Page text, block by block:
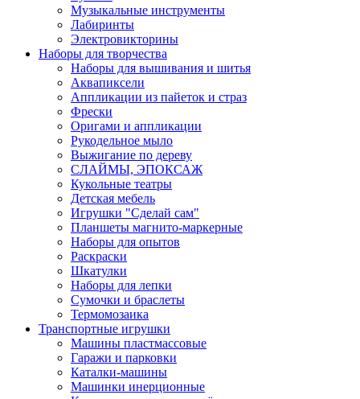
Музыкальные инструменты
Лабиринты
Электровикторины
Наборы для творчества
Наборы для вышивания и шитья
Аквапиксели
Аппликации из пайеток и страз
Фрески
Оригами и аппликации
Рукодельное мыло
Выжигание по дереву
СЛАЙМЫ, ЭПОКСАЖ
Кукольные театры
Детская мебель
Игрушки "Сделай сам"
Планшеты магнито-маркерные
Наборы для опытов
Раскраски
Шкатулки
Наборы для лепки
Сумочки и браслеты
Термомозаика
Транспортные игрушки
Машины пластмассовые
Гаражи и парковки
Каталки-машины
Машинки инерционные